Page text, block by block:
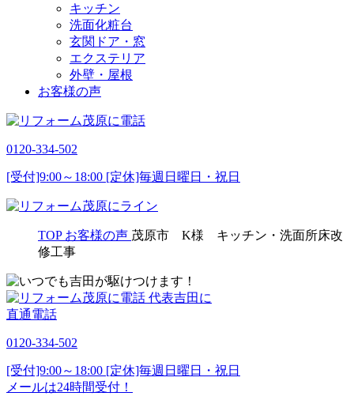
キッチン
洗面化粧台
玄関ドア・窓
エクステリア
外壁・屋根
お客様の声
0120-334-502
[受付]9:00～18:00 [定休]毎週日曜日・祝日
TOP お客様の声 茂原市 K様 キッチン・洗面所床改
修工事
代表吉田に
直通電話
0120-334-502
[受付]9:00～18:00 [定休]毎週日曜日・祝日
メールは24時間受付！